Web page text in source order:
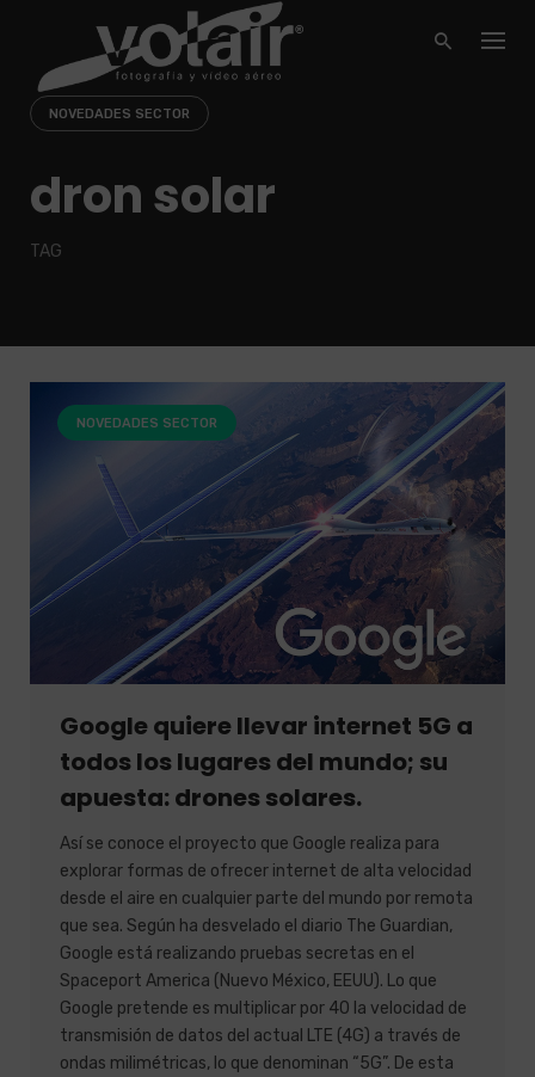
content
NOVEDADES SECTOR
dron solar
TAG
NOVEDADES SECTOR
Google quiere llevar internet 5G a
todos los lugares del mundo; su
apuesta: drones solares.
Así se conoce el proyecto que Google realiza para
explorar formas de ofrecer internet de alta velocidad
desde el aire en cualquier parte del mundo por remota
que sea. Según ha desvelado el diario The Guardian,
Google está realizando pruebas secretas en el
Spaceport America (Nuevo México, EEUU). Lo que
Google pretende es multiplicar por 40 la velocidad de
transmisión de datos del actual LTE (4G) a través de
ondas milimétricas, lo que denominan “5G”. De esta